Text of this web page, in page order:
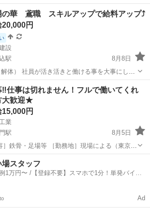
の華 鳶職 スキルアップで給料アップ⤴️
20,000円
設
駅
8月8日
を大事にして
員やそのご家族の皆さんにご満足いただける
おります。 体も心も鍛えれてガッツリ稼げま
...
馬込駅 鳶職
‼︎仕事は切れません！フルで働いてくれ
大歓迎★
15,000円
業
駅
8月5日
8時〜17時 ［勤務日数］週6 ［雇用形態］ア
休日］日曜日、指定した日にち ［給与］日
成門駅
場スタッフ
1万円〜 /【登録不要】スマホで1分！単発バイト
Ad